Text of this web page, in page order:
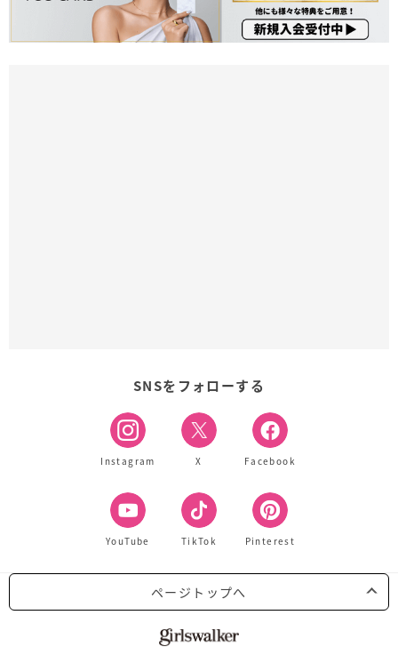
SNSをフォローする
Instagram X Facebook
YouTube TikTok Pinterest
ページトップへ